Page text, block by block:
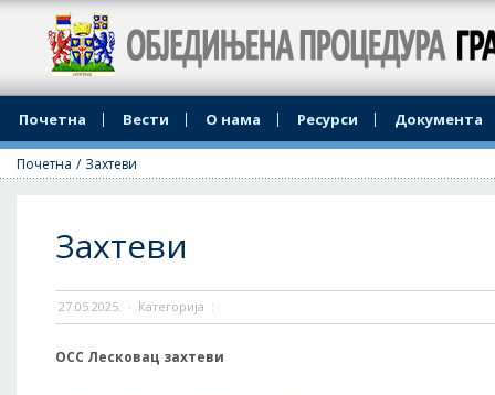
Јединствени Шалетер града Лесковца
Почетна Вести О нама Ресурси Документа
Почетна / Захтеви
Захтеви
27.05.2025. · Категорија :
ОСС Лесковац захтеви